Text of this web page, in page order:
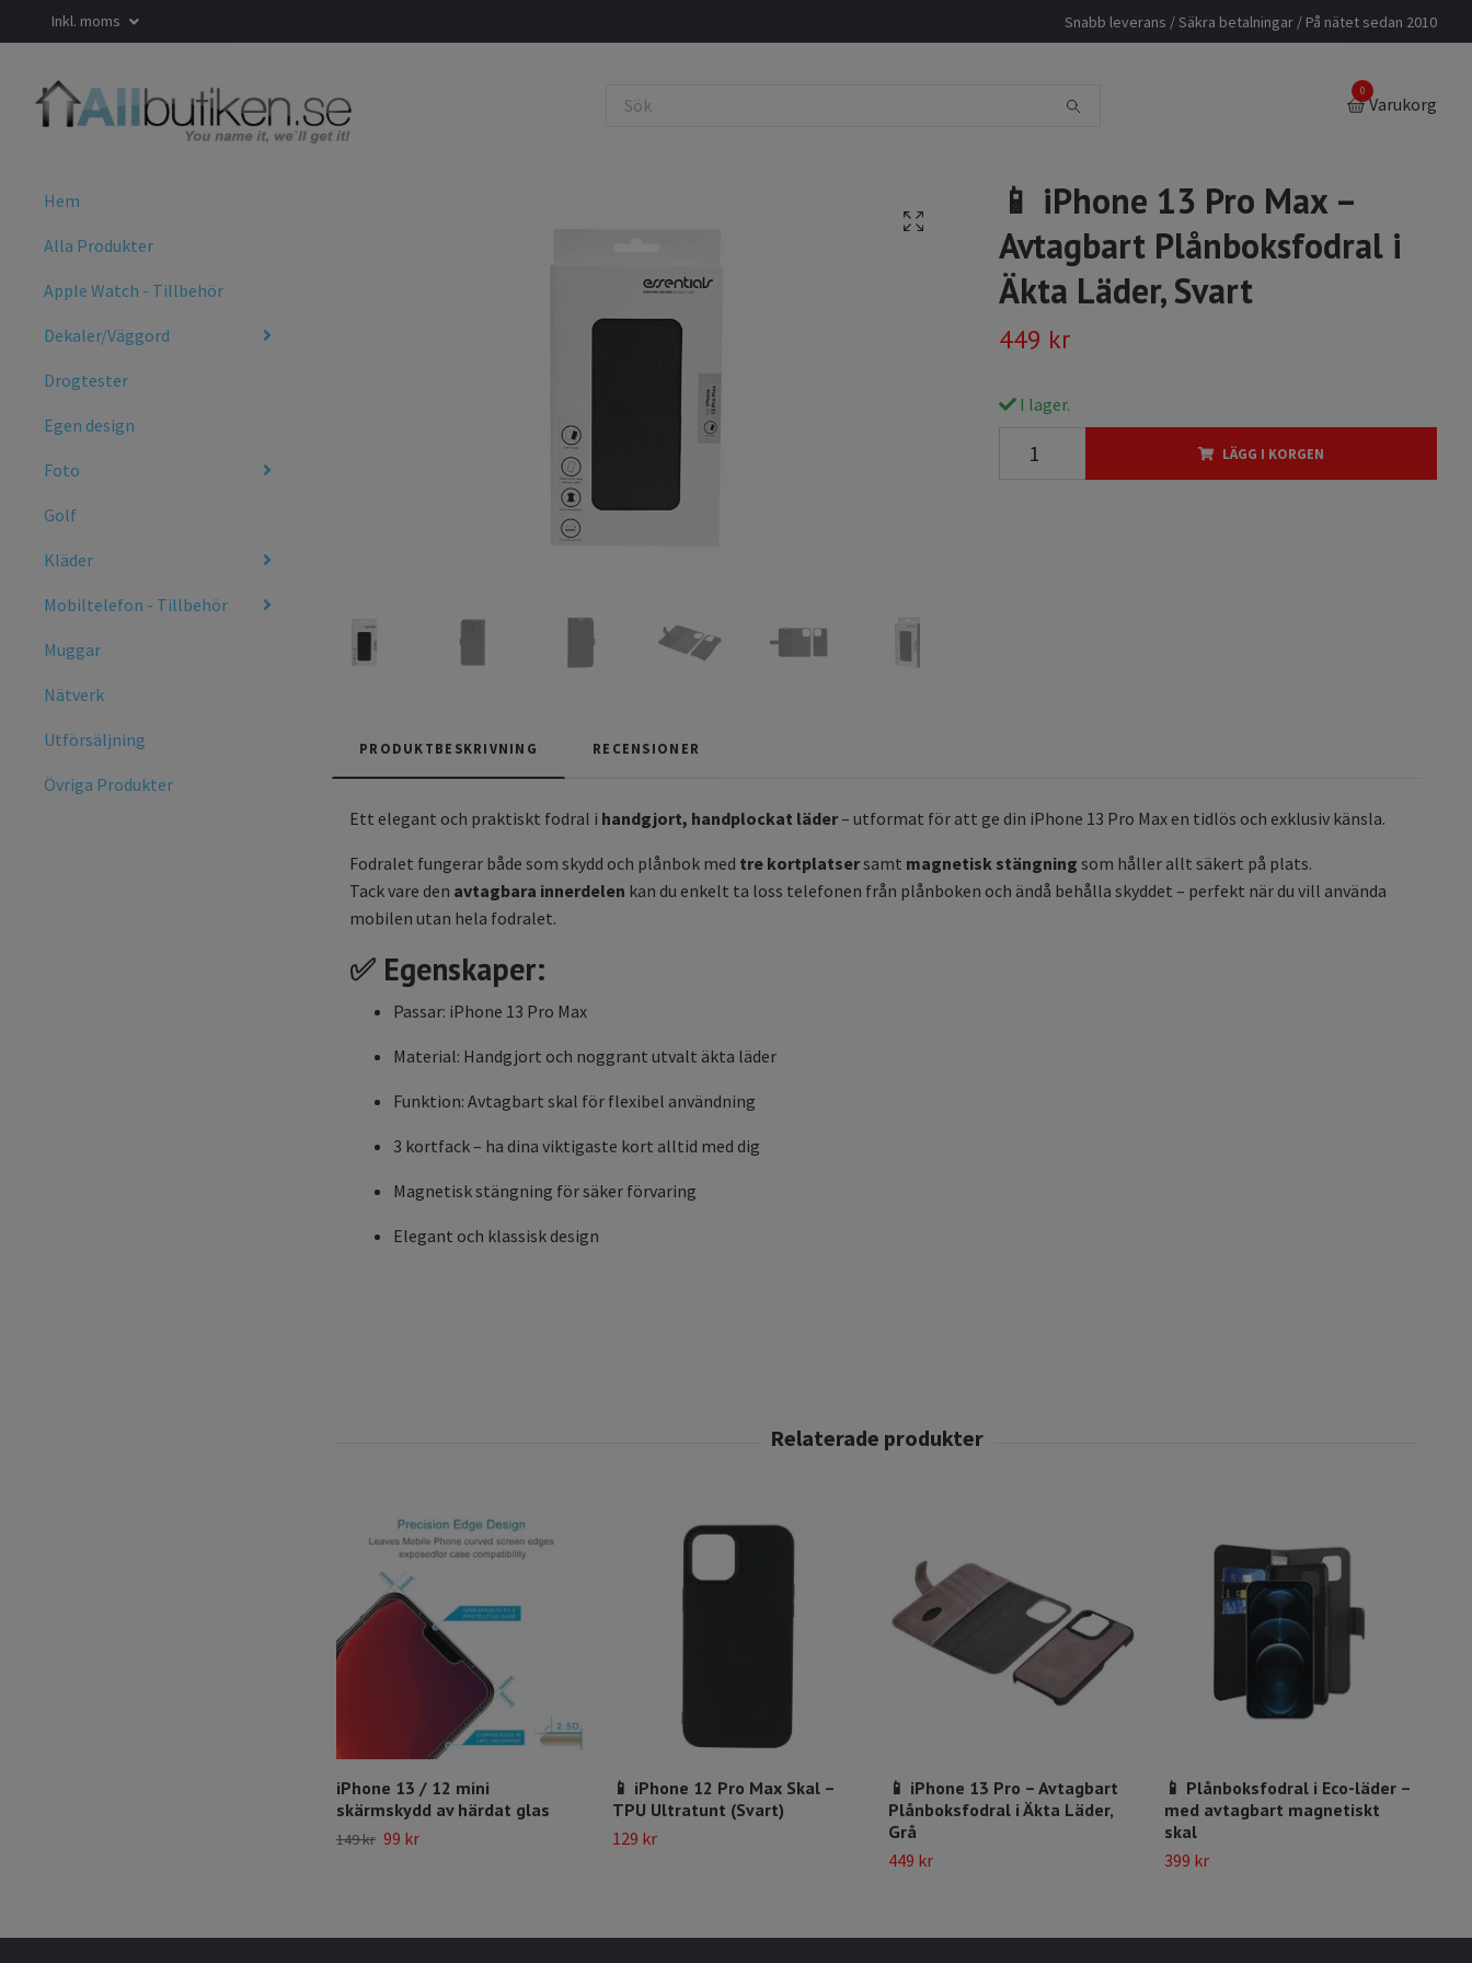
Inkl. moms Snabb leverans / Säkra betalningar / På nätet sedan 2010
0
Varukorg
Hem
Alla Produkter
Apple Watch - Tillbehör
Dekaler/Väggord
Drogtester
Egen design
Foto
Golf
Kläder
Mobiltelefon - Tillbehör
Muggar
Nätverk
Utförsäljning
Övriga Produkter
📱 iPhone 13 Pro Max –
Avtagbart Plånboksfodral i
Äkta Läder, Svart
449 kr
I lager.
LÄGG I KORGEN
PRODUKTBESKRIVNING RECENSIONER
Ett elegant och praktiskt fodral i handgjort, handplockat läder– utformat för att ge din iPhone 13 Pro Max en tidlös och exklusiv känsla.
Fodralet fungerar både som skydd och plånbok med tre kortplatsersamt magnetisk stängning som håller allt säkert på plats.
Tack vare den avtagbara innerdelen kan du enkelt ta loss telefonen från plånboken och ändå behålla skyddet – perfekt när du vill använda
mobilen utan hela fodralet.
✅ Egenskaper:
Passar: iPhone 13 Pro Max
Material: Handgjort och noggrant utvalt äkta läder
Funktion: Avtagbart skal för flexibel användning
3 kortfack – ha dina viktigaste kort alltid med dig
Magnetisk stängning för säker förvaring
Elegant och klassisk design
iPhone 13 / 12 mini
skärmskydd av härdat glas
149 kr 99 kr
📱 iPhone 12 Pro Max Skal –
TPU Ultratunt (Svart)
129 kr
📱 iPhone 13 Pro – Avtagbart
Plånboksfodral i Äkta Läder,
Grå
449 kr
📱 Plånboksfodral i Eco-läder –
med avtagbart magnetiskt
skal
399 kr